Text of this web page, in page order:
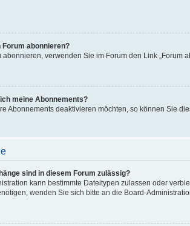
Forum abonnieren?
abonnieren, verwenden Sie im Forum den Link „Forum
meine Abonnements?
Abonnements deaktivieren möchten, so können Sie
sind in diesem Forum zulässig?
kann bestimmte Dateitypen zulassen oder
wenden Sie sich bitte an die Board-